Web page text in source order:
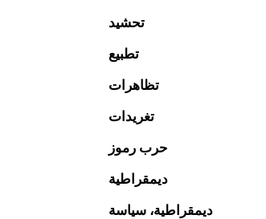
تحشيد
تطبيع
تظاهرات
تغريدات
حرب رموز
ديمقراطية
ديمقراطية، سياسة